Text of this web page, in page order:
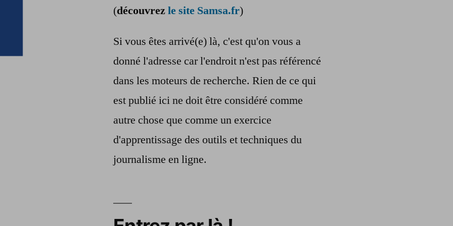
(découvrezle site Samsa.fr)
Si vous êtes arrivé(e) là, c'est qu'on vous a
donné l'adresse car l'endroit n'est pas référencé
dans les moteurs de recherche. Rien de ce qui
est publié ici ne doit être considéré comme
autre chose que comme un exercice
d'apprentissage des outils et techniques du
journalisme en ligne.